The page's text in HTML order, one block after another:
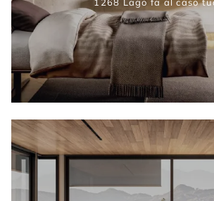
1268 Lago fa al caso